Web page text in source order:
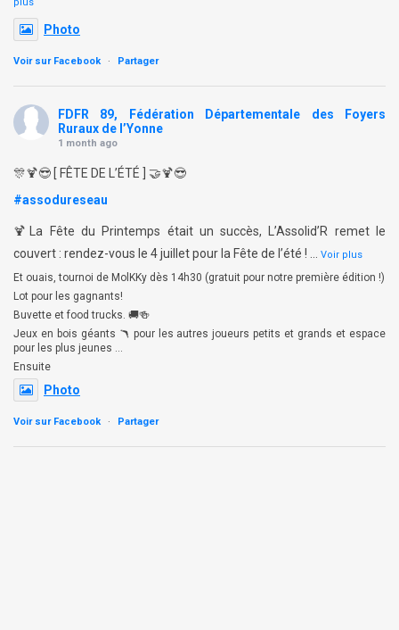
plus
Photo
Voir sur Facebook · Partager
FDFR 89, Fédération Départementale des Foyers
Ruraux de l’Yonne
1 month ago
🎊🍹😎 [ FÊTE DE L’ÉTÉ ] 🤝🍹😎
#assodureseau
🍹La Fête du Printemps était un succès, L’Assolid’R remet le
couvert : rendez-vous le 4 juillet pour la Fête de l’été !
Et ouais, tournoi de MolKKy dès 14h30 (gratuit pour notre première édition !)
Lot pour les gagnants!
Buvette et food trucks. 🚚🍻
Jeux en bois géants 🪃 pour les autres joueurs petits et grands et espace
pour les plus jeunes …
Ensuite
… Voir plus
Photo
Voir sur Facebook · Partager